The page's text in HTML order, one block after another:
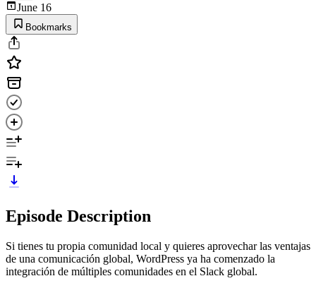
June 16
Bookmarks
Episode Description
Si tienes tu propia comunidad local y quieres aprovechar las ventajas
de una comunicación global, WordPress ya ha comenzado la
integración de múltiples comunidades en el Slack global.